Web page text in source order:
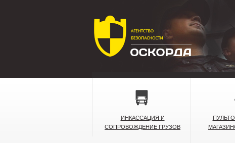
ИНКАССАЦИЯ И
СОПРОВОЖДЕНИЕ ГРУЗОВ